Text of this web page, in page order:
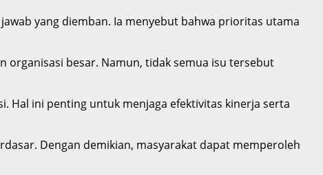
yang diemban. Ia menyebut bahwa prioritas utama
organisasi besar. Namun, tidak semua isu tersebut
Hal ini penting untuk menjaga efektivitas kinerja serta
Dengan demikian, masyarakat dapat memperoleh